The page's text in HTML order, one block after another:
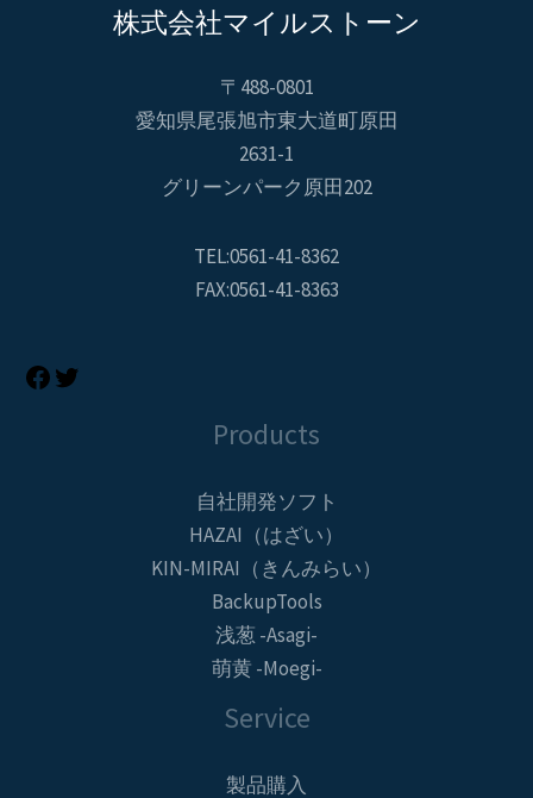
株式会社マイルストーン
〒488-0801
愛知県尾張旭市東大道町原田
2631-1
グリーンパーク原田202
TEL:0561-41-8362
FAX:0561-41-8363
Products
自社開発ソフト
HAZAI（はざい）
KIN-MIRAI（きんみらい）
BackupTools
浅葱 -Asagi-
萌黄 -Moegi-
Service
製品購入